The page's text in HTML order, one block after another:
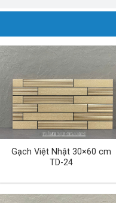
Gạch Việt Nhật 30×60 cm
TD-24